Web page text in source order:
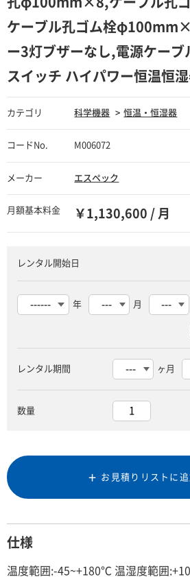
ケーブル孔ゴム栓
ー3灯ブザーなし,電源ケー
スイッチ ハイパワー恒温恒
カテゴリ 科学機器 恒温・恒湿器
コードNo. M006072
メーカー エスペック
月額基本料金 ￥1,130,600 / 月
レンタル開始日
年 月
レンタル期間 ヶ月
数量
お見積りリストに追
仕様
温度範囲:-45~+180℃ 温湿度範囲